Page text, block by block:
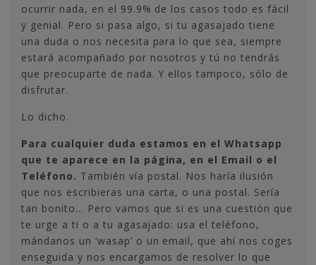
ocurrir nada, en el 99.9% de los casos todo es fácil
y genial. Pero si pasa algo, si tu agasajado tiene
una duda o nos necesita para lo que sea, siempre
estará acompañado por nosotros y tú no tendrás
que preocuparte de nada. Y ellos tampoco, sólo de
disfrutar.
Lo dicho.
Para cualquier duda estamos en el Whatsapp
que te aparece en la página, en el Email o el
Teléfono. También vía postal. Nos haría ilusión
que nos escribieras una carta, o una postal. Sería
tan bonito… Pero vamos que si es una cuestión que
te urge a ti o a tu agasajado: usa el teléfono,
mándanos un ‘wasap’ o un email, que ahí nos coges
enseguida y nos encargamos de resolver lo que